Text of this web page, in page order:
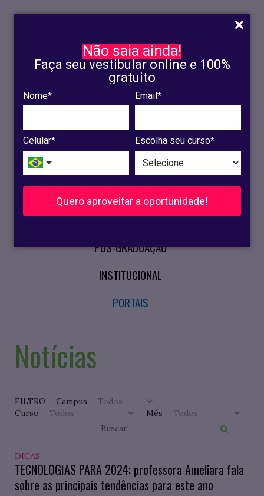
Não saia ainda!
Faça seu vestibular online e 100%
gratuito
Nome* Email*
Celular* Escolha seu curso*
Quero aproveitar a oportunidade!
.
INSCRIÇÃO
OLINDA
RECIFE
VESTIBULAR
CURSOS PRESENCIAIS
PÓS-GRADUAÇÃO
INSTITUCIONAL
PORTAIS
Notícias
FILTRO
Campus
Curso
Mês
DICAS
TECNOLOGIAS PARA 2024: professora Ameliara fala
sobre as principais tendências para este ano